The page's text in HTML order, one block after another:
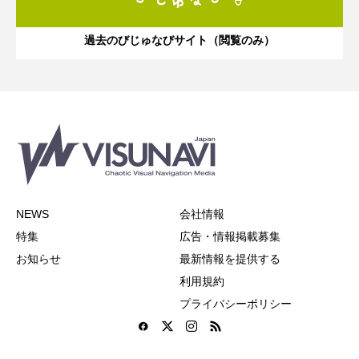
過去のびじゅなびサイト（閲覧のみ）
NEWS
特集
お知らせ
会社情報
広告・情報掲載募集
最新情報を提供する
利用規約
プライバシーポリシー